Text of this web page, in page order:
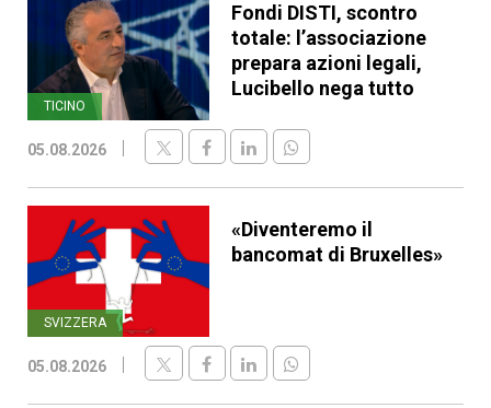
TICINO
Fondi DISTI, scontro
totale: l’associazione
prepara azioni legali,
Lucibello nega tutto
05.08.2026
SVIZZERA
«Diventeremo il
bancomat di Bruxelles»
05.08.2026